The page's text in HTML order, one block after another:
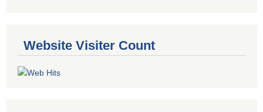
Website Visiter Count